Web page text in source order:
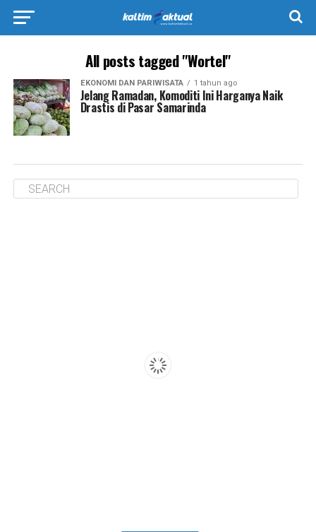
All posts tagged "Wortel"
EKONOMI DAN PARIWISATA 1 tahun ago
Jelang Ramadan, Komoditi Ini Harganya Naik
Drastis di Pasar Samarinda